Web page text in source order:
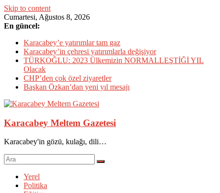
Skip to content
Cumartesi, Ağustos 8, 2026
En güncel:
Karacabey’e yatırımlar tam gaz
Karacabey’in çehresi yatırımlarla değişiyor
TÜRKOĞLU: 2023 Ülkemizin NORMALLEŞTİĞİ YIL
Olacak
CHP’den çok özel ziyaretler
Başkan Özkan’dan yeni yıl mesajı
Karacabey Meltem Gazetesi
Karacabey'in gözü, kulağı, dili…
Yerel
Politika